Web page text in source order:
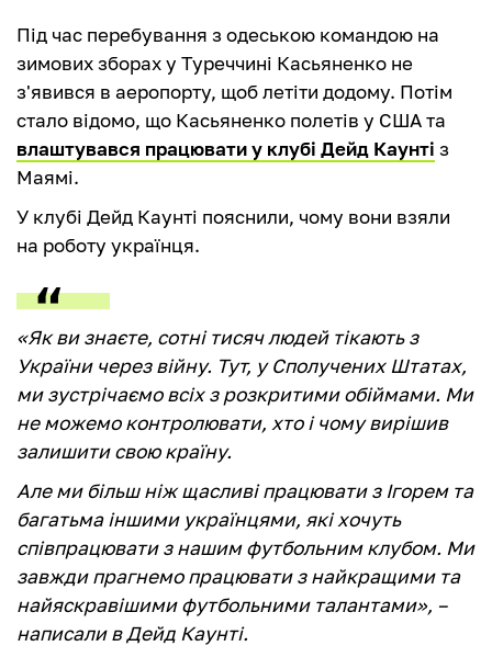
Під час перебування з одеською командою на
зимових зборах у Туреччині Касьяненко не
з'явився в аеропорту, щоб летіти додому. Потім
стало відомо, що Касьяненко полетів у США та
влаштувався працювати у клубі Дейд Каунті з
Маямі.
У клубі Дейд Каунті пояснили, чому вони взяли
на роботу українця.
«Як ви знаєте, сотні тисяч людей тікають з
України через війну. Тут, у Сполучених Штатах,
ми зустрічаємо всіх з розкритими обіймами. Ми
не можемо контролювати, хто і чому вирішив
залишити свою країну.
Але ми більш ніж щасливі працювати з Ігорем та
багатьма іншими українцями, які хочуть
співпрацювати з нашим футбольним клубом. Ми
завжди прагнемо працювати з найкращими та
найяскравішими футбольними талантами», –
написали в Дейд Каунті.